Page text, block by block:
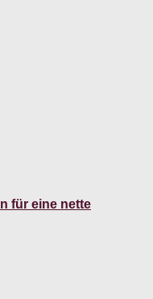
für eine nette